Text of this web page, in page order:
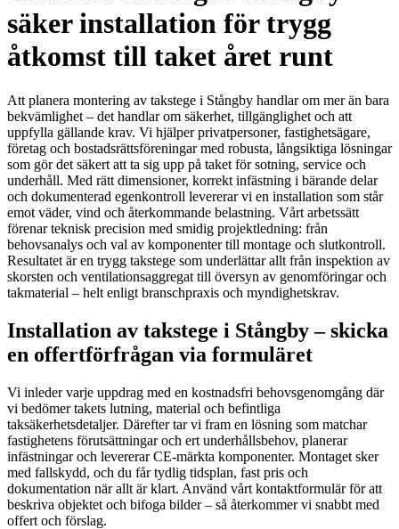
säker installation för trygg
åtkomst till taket året runt
Att planera montering av takstege i Stångby handlar om mer än bara
bekvämlighet – det handlar om säkerhet, tillgänglighet och att
uppfylla gällande krav. Vi hjälper privatpersoner, fastighetsägare,
företag och bostadsrättsföreningar med robusta, långsiktiga lösningar
som gör det säkert att ta sig upp på taket för sotning, service och
underhåll. Med rätt dimensioner, korrekt infästning i bärande delar
och dokumenterad egenkontroll levererar vi en installation som står
emot väder, vind och återkommande belastning. Vårt arbetssätt
förenar teknisk precision med smidig projektledning: från
behovsanalys och val av komponenter till montage och slutkontroll.
Resultatet är en trygg takstege som underlättar allt från inspektion av
skorsten och ventilationsaggregat till översyn av genomföringar och
takmaterial – helt enligt branschpraxis och myndighetskrav.
Installation av takstege i Stångby – skicka
en offertförfrågan via formuläret
Vi inleder varje uppdrag med en kostnadsfri behovsgenomgång där
vi bedömer takets lutning, material och befintliga
taksäkerhetsdetaljer. Därefter tar vi fram en lösning som matchar
fastighetens förutsättningar och ert underhållsbehov, planerar
infästningar och levererar CE-märkta komponenter. Montaget sker
med fallskydd, och du får tydlig tidsplan, fast pris och
dokumentation när allt är klart. Använd vårt kontaktformulär för att
beskriva objektet och bifoga bilder – så återkommer vi snabbt med
offert och förslag.